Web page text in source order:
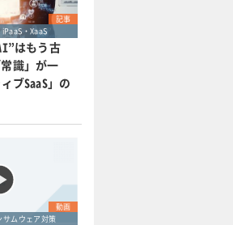
記事
iPaaS・XaaS
はもう古
識」が一
ブSaaS」の
動画
サムウェア対策